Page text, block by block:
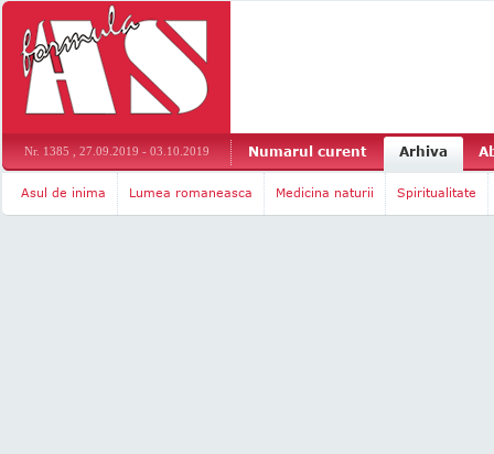
Nr. 1385 , 27.09.2019 - 03.10.2019 Numarul curent Arhiva
Asul de inima Lumea romaneasca Medicina naturii Spiritualitate